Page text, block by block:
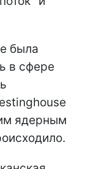
была
в сфере
ядерным